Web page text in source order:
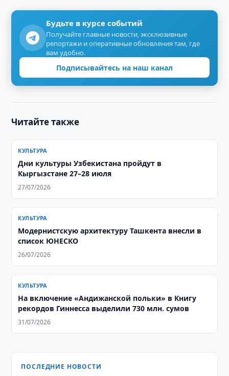
Будьте в курсе событий
Получайте главные новости, эксклюзивные
репортажи и оперативные обновления там, где
вам удобно.
Подписывайтесь на наш канал
Читайте также
КУЛЬТУРА
Дни культуры Узбекистана пройдут в
Кыргызстане 27–28 июля
27/07/2026
КУЛЬТУРА
Модернистскую архитектуру Ташкента внесли в
список ЮНЕСКО
26/07/2026
КУЛЬТУРА
На включение «Андижанской польки» в Книгу
рекордов Гиннесса выделили 730 млн. сумов
31/07/2026
ПОСЛЕДНИЕ НОВОСТИ